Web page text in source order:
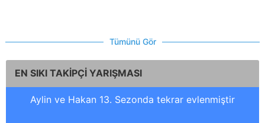
Tümünü Gör
EN SIKI TAKİPÇİ YARIŞMASI
Aylin ve Hakan 13. Sezonda tekrar evlenmiştir